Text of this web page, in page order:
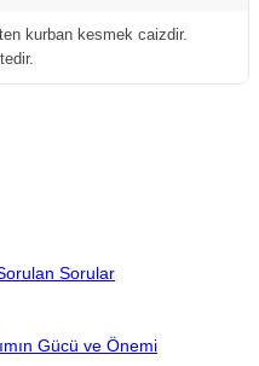
kurban kesmek caizdir.
Sorular
Gücü ve Önemi